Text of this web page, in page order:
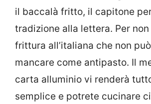
il baccalà fritto, il capitone
tradizione alla lettera. Per
frittura all’italiana che non
mancare come antipasto. Il
carta alluminio vi renderà
semplice e potrete cucinare